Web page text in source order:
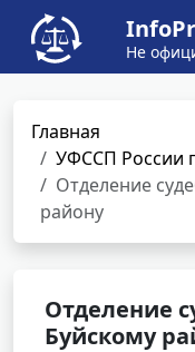
Не
Главная
УФССП России
Отделение
району
Отделение
Буйскому